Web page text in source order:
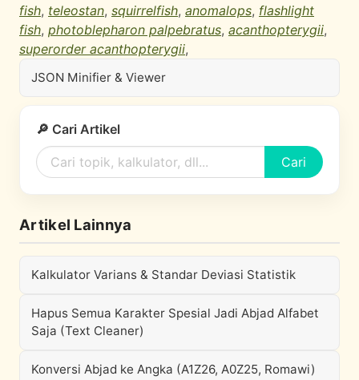
fish, teleostan, squirrelfish, anomalops, flashlight
fish, photoblepharon palpebratus, acanthopterygii,
superorder acanthopterygii,
JSON Minifier & Viewer
🔎 Cari Artikel
Cari
Artikel Lainnya
Kalkulator Varians & Standar Deviasi Statistik
Hapus Semua Karakter Spesial Jadi Abjad Alfabet
Saja (Text Cleaner)
Konversi Abjad ke Angka (A1Z26, A0Z25, Romawi)